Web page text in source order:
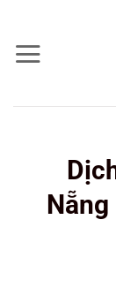
qua
dung